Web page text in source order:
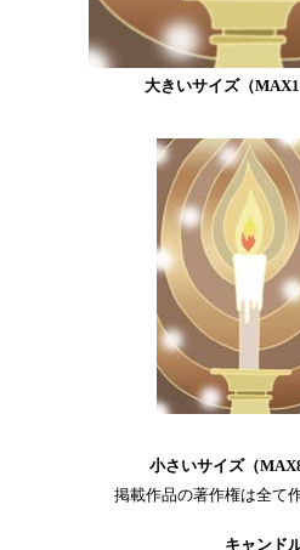
大きいサイズ（
小さいサイズ（
掲載作品の著作権は全て
キャンド